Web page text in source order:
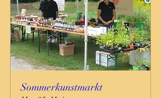
Sommerkunstmarkt